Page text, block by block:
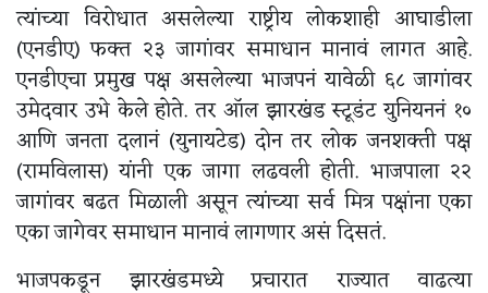
त्यांच्या विरोधात असलेल्या राष्ट्रीय लोकशाही आघाडीला
(एनडीए) फक्त २३ जागांवर समाधान मानावं लागत आहे.
एनडीएचा प्रमुख पक्ष असलेल्या भाजपनं यावेळी ६८ जागांवर
उमेदवार उभे केले होते. तर ऑल झारखंड स्टूडंट युनियननं १०
आणि जनता दलानं (युनायटेड) दोन तर लोक जनशक्ती पक्ष
(रामविलास) यांनी एक जागा लढवली होती. भाजपाला २२
जागांवर बढत मिळाली असून त्यांच्या सर्व मित्र पक्षांना एका
एका जागेवर समाधान मानावं लागणार असं दिसतं.
भाजपकडून झारखंडमध्ये प्रचारात राज्यात वाढत्या